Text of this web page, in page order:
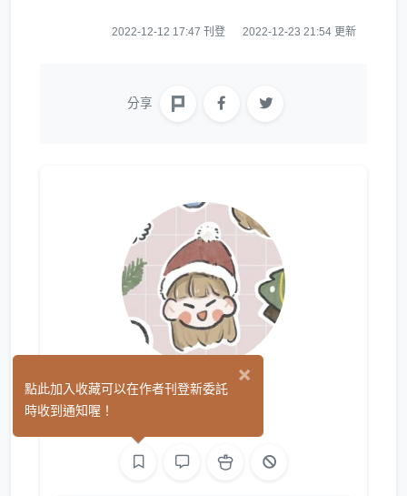
2022-12-12 17:47 刊登 2022-12-23 21:54 更新
分享
何念棠
×
點此加入收藏可以在作者刊登新委託
時收到通知喔！